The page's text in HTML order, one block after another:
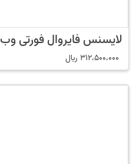
لایسنس فایروال فورتی وب 400E
312،500،000 ﷼